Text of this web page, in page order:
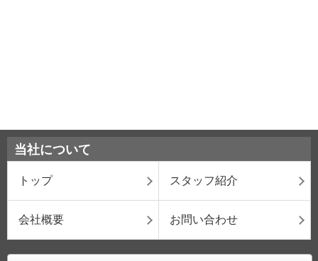
当社について
トップ スタッフ紹介
会社概要 お問い合わせ